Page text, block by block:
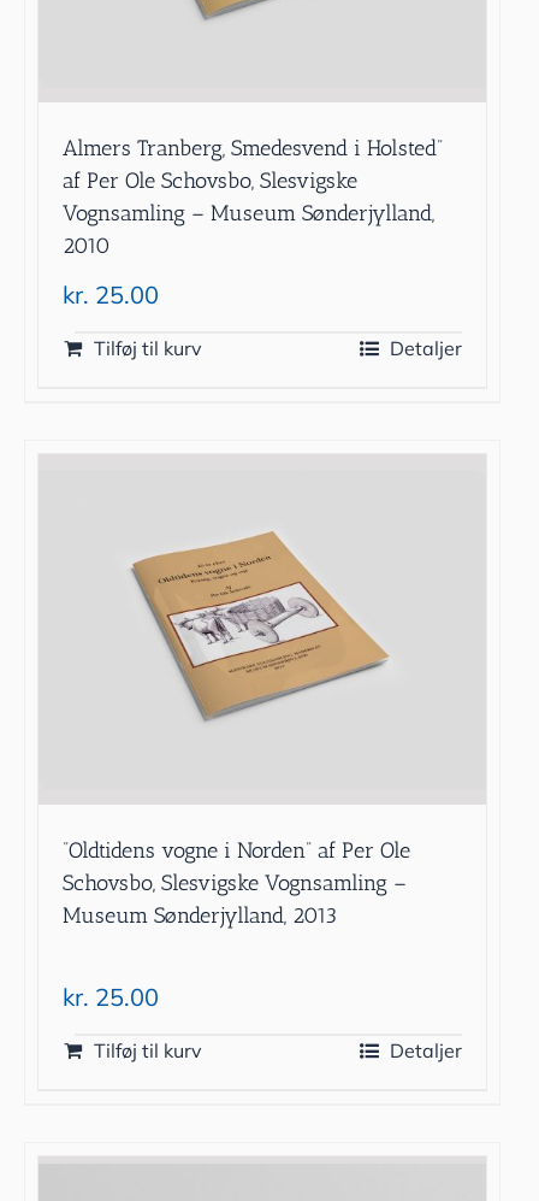
Almers Tranberg, Smedesvend i Holsted”
af Per Ole Schovsbo, Slesvigske
Vognsamling – Museum Sønderjylland,
2010
kr. 25.00
Tilføj til kurv Detaljer
”Oldtidens vogne i Norden” af Per Ole
Schovsbo, Slesvigske Vognsamling –
Museum Sønderjylland, 2013
kr. 25.00
Tilføj til kurv Detaljer